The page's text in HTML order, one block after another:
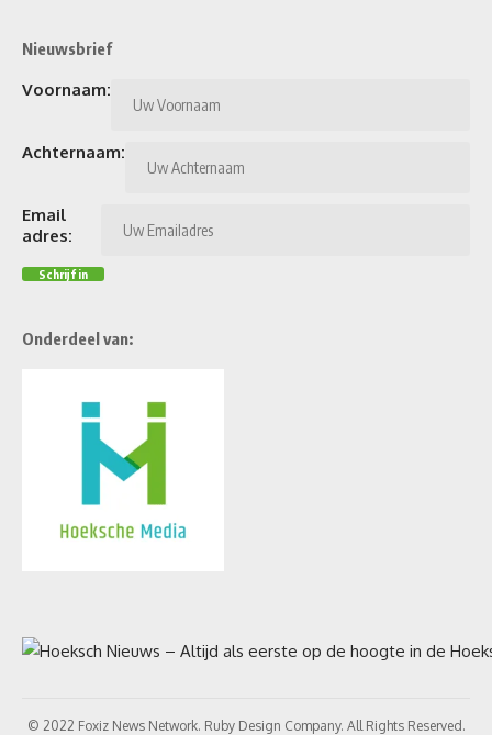
Nieuwsbrief
Voornaam:
Achternaam:
Email
adres:
Onderdeel van:
© 2022 Foxiz News Network. Ruby Design Company. All Rights Reserved.